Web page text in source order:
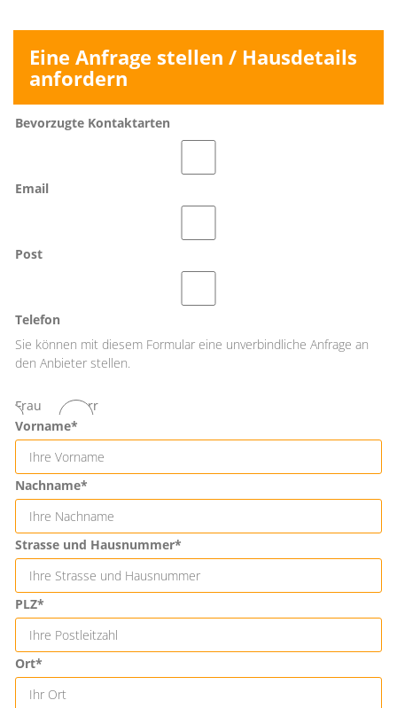
Eine Anfrage stellen / Hausdetails
anfordern
Bevorzugte Kontaktarten
Email
Post
Telefon
Sie können mit diesem Formular eine unverbindliche Anfrage an
den Anbieter stellen.
Frau
Herr
Vorname*
Nachname*
Strasse und Hausnummer*
PLZ*
Ort*